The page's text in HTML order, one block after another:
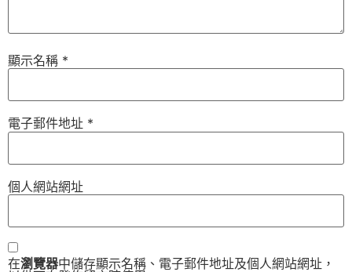
顯示名稱 *
電子郵件地址 *
個人網站網址
在瀏覽器中儲存顯示名稱、電子郵件地址及個人網站網址，